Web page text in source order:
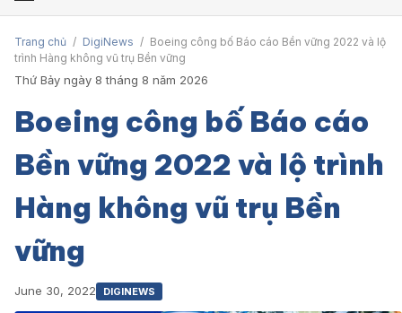
Trang chủ / DigiNews / Boeing công bố Báo cáo Bền vững 2022 và lộ
trình Hàng không vũ trụ Bền vững
Thứ Bảy ngày 8 tháng 8 năm 2026
Boeing công bố Báo cáo
Bền vững 2022 và lộ trình
Hàng không vũ trụ Bền
vững
June 30, 2022 DIGINEWS